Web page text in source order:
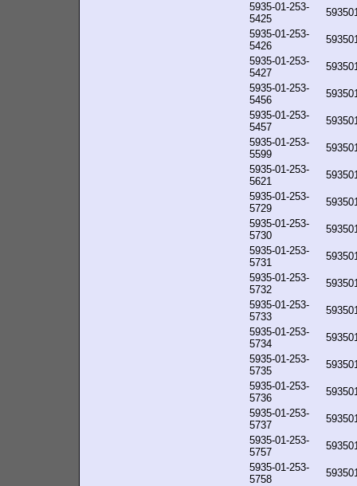
5935-01-253-
5425
5935-01-253-
5426
5935-01-253-
5427
5935-01-253-
5456
5935-01-253-
5457
5935-01-253-
5599
5935-01-253-
5621
5935-01-253-
5729
5935-01-253-
5730
5935-01-253-
5731
5935-01-253-
5732
5935-01-253-
5733
5935-01-253-
5734
5935-01-253-
5735
5935-01-253-
5736
5935-01-253-
5737
5935-01-253-
5757
5935-01-253-
5758